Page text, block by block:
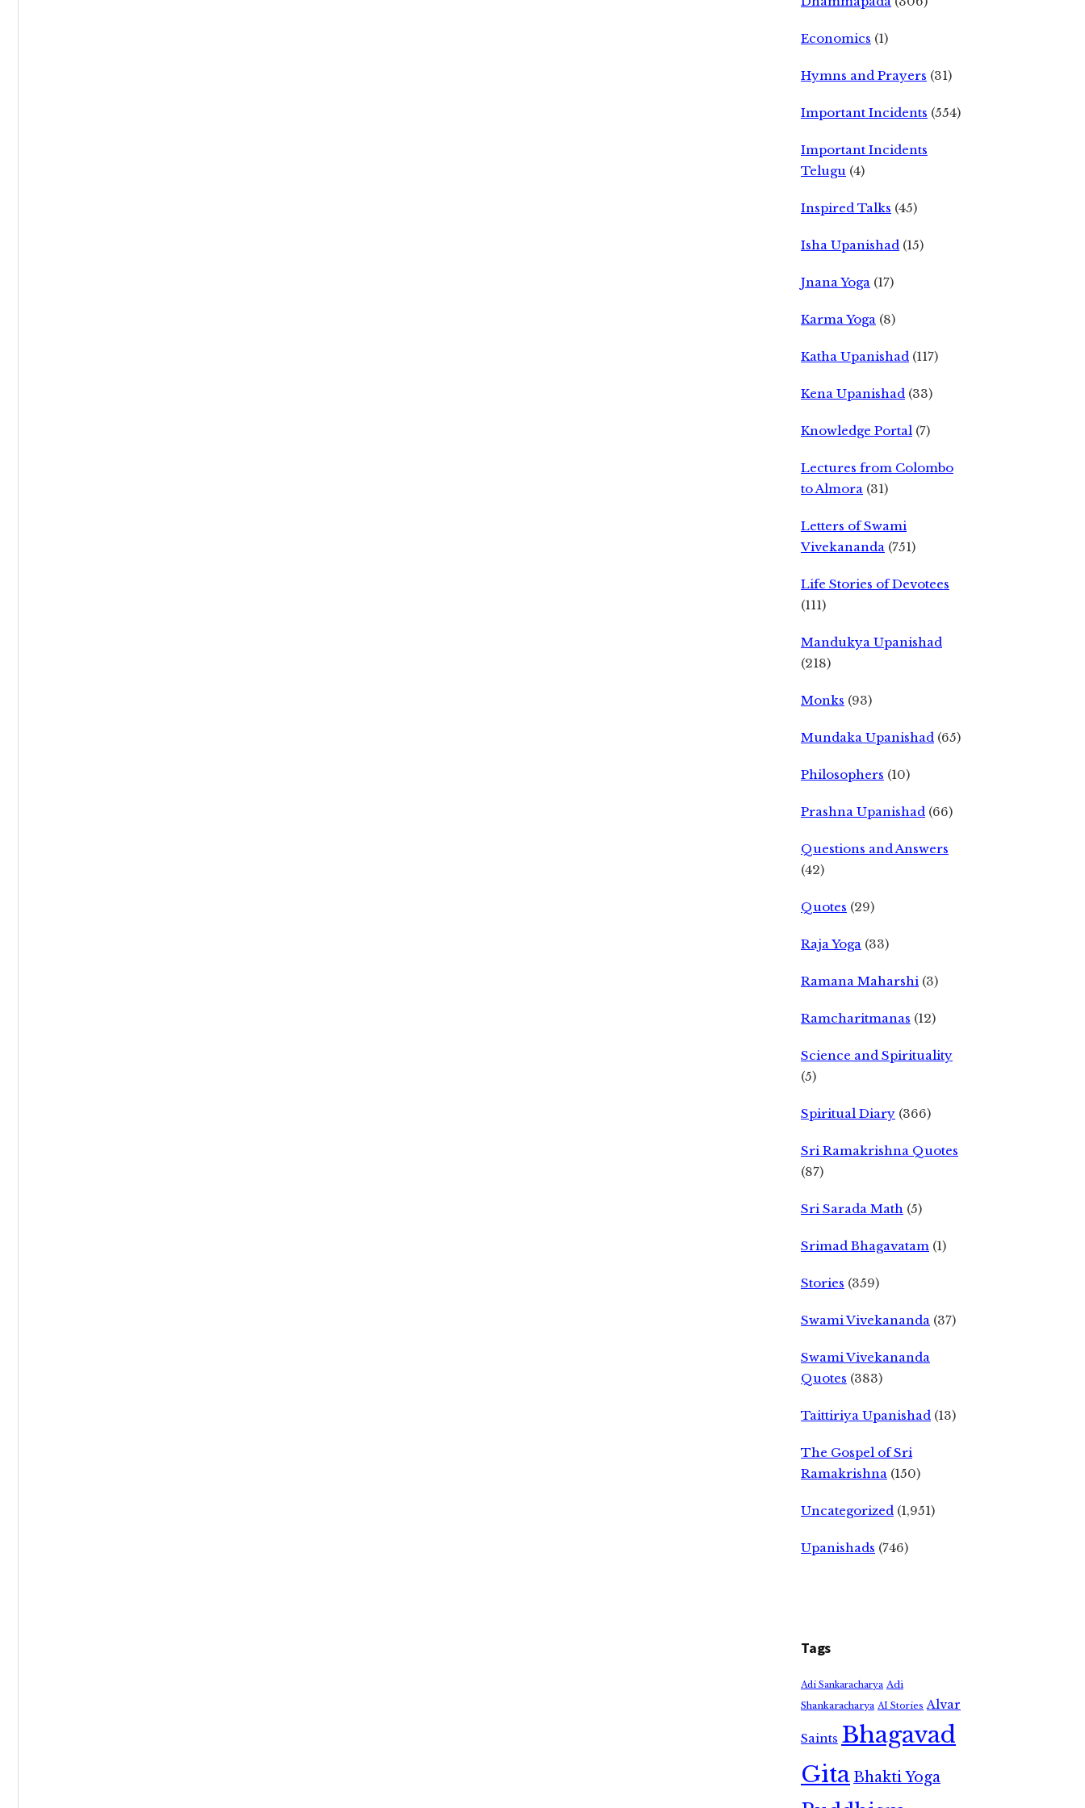
Economics (1)
Hymns and Prayers (31)
Important Incidents (554)
Important Incidents
Telugu (4)
Inspired Talks (45)
Isha Upanishad (15)
Jnana Yoga (17)
Karma Yoga (8)
Katha Upanishad (117)
Kena Upanishad (33)
Knowledge Portal (7)
Lectures from Colombo
to Almora (31)
Letters of Swami
Vivekananda (751)
Life Stories of Devotees
(111)
Mandukya Upanishad
(218)
Monks (93)
Mundaka Upanishad (65)
Philosophers (10)
Prashna Upanishad (66)
Questions and Answers
(42)
Quotes (29)
Raja Yoga (33)
Ramana Maharshi (3)
Ramcharitmanas (12)
Science and Spirituality
(5)
Spiritual Diary (366)
Sri Ramakrishna Quotes
(87)
Sri Sarada Math (5)
Srimad Bhagavatam (1)
Stories (359)
Swami Vivekananda (37)
Swami Vivekananda
Quotes (383)
Taittiriya Upanishad (13)
The Gospel of Sri
Ramakrishna (150)
Uncategorized (1,951)
Upanishads (746)
Tags
Adi Sankaracharya Adi
Shankaracharya AI Stories Alvar
Saints Bhagavad
GitaBhakti Yoga